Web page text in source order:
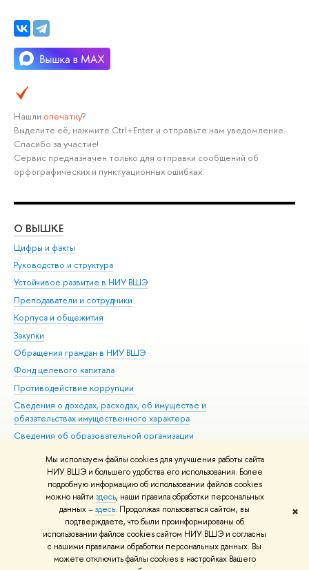
Мы используем файлы cookies для улучшения работы сайта
НИУ ВШЭ и большего удобства его использования. Более
подробную информацию об использовании файлов cookies
можно найти здесь, наши правила обработки персональных
данных –здесь. Продолжая пользоваться сайтом, вы
подтверждаете, что были проинформированы об
использовании файлов cookies сайтом НИУ ВШЭ и согласны
с нашими правилами обработки персональных данных. Вы
можете отключить файлы cookies в настройках Вашего
✖
Нашли опечатку?
Выделите её, нажмите Ctrl+Enter и отправьте нам уведомление.
Спасибо за участие!
Сервис предназначен только для отправки сообщений об
орфографических и пунктуационных ошибках.
О ВЫШКЕ
Цифры и факты
Руководство и структура
Устойчивое развитие в НИУ ВШЭ
Преподаватели и сотрудники
Корпуса и общежития
Закупки
Обращения граждан в НИУ ВШЭ
Фонд целевого капитала
Противодействие коррупции
Сведения о доходах, расходах, об имуществе и
обязательствах имущественного характера
Сведения об образовательной организации
Людям с ограниченными возможностями здоровья
Единая платежная страница
Работа в Вышке
© НИУ ВШЭ 1993–2026 Адреса и контакты Условия использования
материалов Политика конфиденциальности Карта сайта
Шрифты HSE Sans и HSE Slab разработаны вШколе дизайна НИУ ВШЭ